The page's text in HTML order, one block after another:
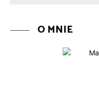
O MNIE